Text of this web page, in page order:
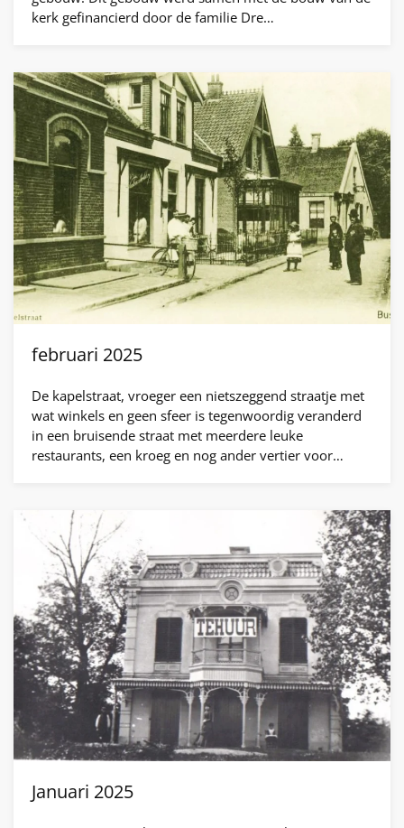
kerk gefinancierd door de familie Dre…
februari 2025
De kapelstraat, vroeger een nietszeggend straatje met
wat winkels en geen sfeer is tegenwoordig veranderd
in een bruisende straat met meerdere leuke
restaurants, een kroeg en nog ander vertier voor…
Januari 2025